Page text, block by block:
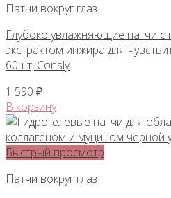
Патчи вокруг глаз
Глубоко увлажняющие патчи с
экстрактом инжира для
60шт, Consly
1 590 ₽
В корзину
Быстрый просмотр
Патчи вокруг глаз